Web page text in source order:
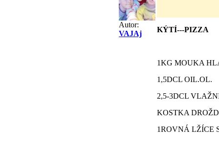
Autor:
VAJAj
KÝTÍ---PIZZA
1KG MOUKA
1,5DCL OIL.OL.
2,5-3DCL
KOSTKA
1ROVNÁ LŽÍCE